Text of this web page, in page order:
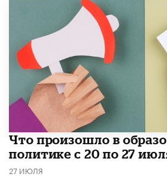
​Что произошло в
политике с 20 по 27
27 ИЮЛЯ